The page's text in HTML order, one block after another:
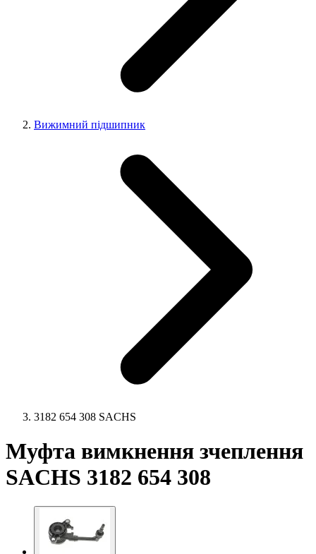
Вижимний підшипник
3182 654 308 SACHS
Муфта вимкнення зчеплення
SACHS 3182 654 308